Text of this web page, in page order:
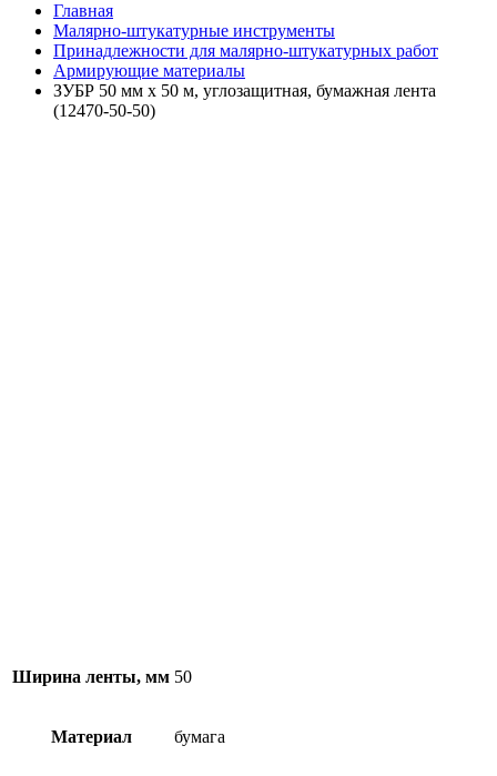
Главная
Малярно-штукатурные инструменты
Принадлежности для малярно-штукатурных работ
Армирующие материалы
ЗУБР 50 мм х 50 м, углозащитная, бумажная лента
(12470-50-50)
Ширина ленты, мм 50
Материал бумага